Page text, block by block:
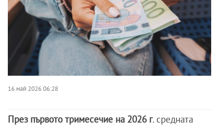
16 май 2026 06:28
През първото тримесечие на 2026 г. средната